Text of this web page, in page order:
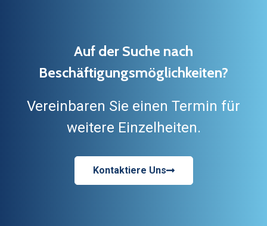
Auf der Suche nach
Beschäftigungsmöglichkeiten?
Vereinbaren Sie einen Termin für
weitere Einzelheiten.
Kontaktiere Uns